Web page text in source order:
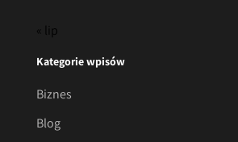
« lip
Kategorie wpisów
Biznes
Blog